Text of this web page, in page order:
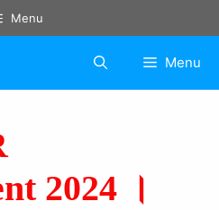
Menu
Menu
2024 ।